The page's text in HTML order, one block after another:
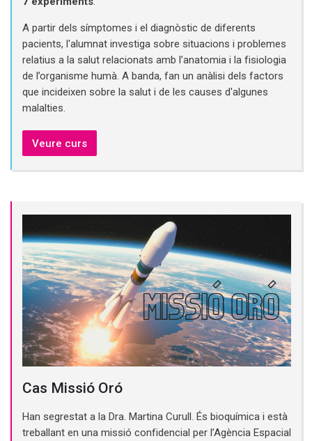
A partir dels símptomes i el diagnòstic de diferents
pacients, l'alumnat investiga sobre situacions i problemes
relatius a la salut relacionats amb l’anatomia i la fisiologia
de l’organisme humà. A banda, fan un anàlisi dels factors
que incideixen sobre la salut i de les causes d'algunes
malalties.
Veure curs
Cas Missió Oró
Han segrestat a la Dra. Martina Curull. És bioquímica i està
treballant en una missió confidencial per l’Agència Espacial